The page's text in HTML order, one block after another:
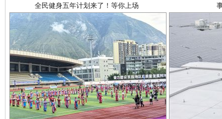
阿坝州三大球赛在茂县开幕 规模